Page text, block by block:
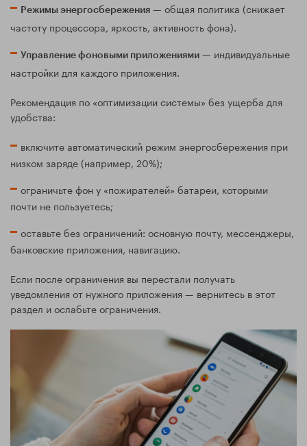
Режимы энергосбережения — общая политика (снижает
частоту процессора, яркость, активность фона).
Управление фоновыми приложениями — индивидуальные
настройки для каждого приложения.
Рекомендация по «оптимизации системы» без ущерба для
удобства:
включите автоматический режим энергосбережения при
низком заряде (например, 20%);
ограничьте фон у «пожирателей» батареи, которыми
почти не пользуетесь;
оставьте без ограничений: основную почту, мессенджеры,
банковские приложения, навигацию.
Если после ограничения вы перестали получать
уведомления от нужного приложения — вернитесь в этот
раздел и ослабьте ограничения.